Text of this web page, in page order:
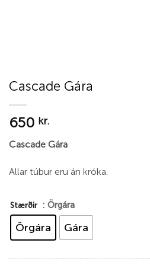
Cascade Gára
650 kr.
Cascade Gára
Allar túbur eru án króka.
Stærðir : Örgára
Örgára Gára